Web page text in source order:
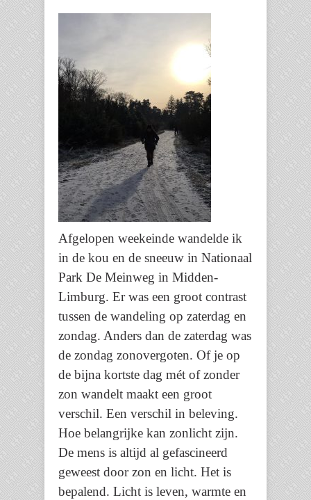
Afgelopen weekeinde wandelde ik
in de kou en de sneeuw in Nationaal
Park De Meinweg in Midden-
Limburg. Er was een groot contrast
tussen de wandeling op zaterdag en
zondag. Anders dan de zaterdag was
de zondag zonovergoten. Of je op
de bijna kortste dag mét of zonder
zon wandelt maakt een groot
verschil. Een verschil in beleving.
Hoe belangrijke kan zonlicht zijn.
De mens is altijd al gefascineerd
geweest door zon en licht. Het is
bepalend. Licht is leven, warmte en